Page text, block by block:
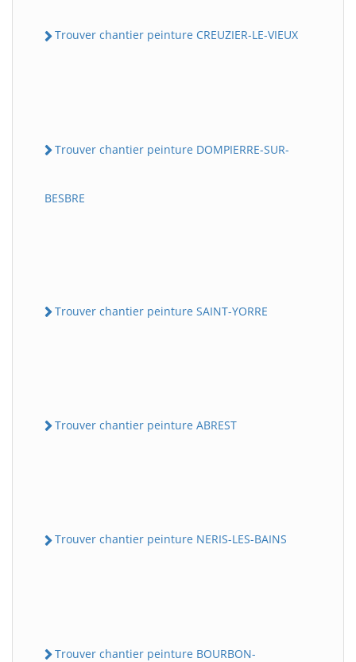
Trouver chantier peinture CREUZIER-LE-VIEUX
Trouver chantier peinture DOMPIERRE-SUR-
BESBRE
Trouver chantier peinture SAINT-YORRE
Trouver chantier peinture ABREST
Trouver chantier peinture NERIS-LES-BAINS
Trouver chantier peinture BOURBON-